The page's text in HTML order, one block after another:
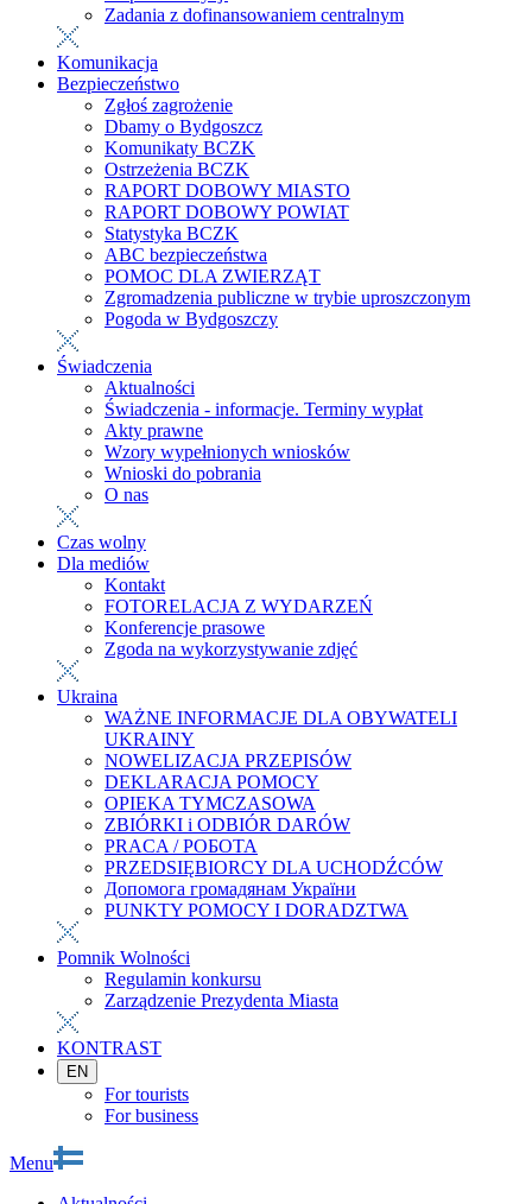
Zadania z dofinansowaniem centralnym
Komunikacja
Bezpieczeństwo
Zgłoś zagrożenie
Dbamy o Bydgoszcz
Komunikaty BCZK
Ostrzeżenia BCZK
RAPORT DOBOWY MIASTO
RAPORT DOBOWY POWIAT
Statystyka BCZK
ABC bezpieczeństwa
POMOC DLA ZWIERZĄT
Zgromadzenia publiczne w trybie uproszczonym
Pogoda w Bydgoszczy
Świadczenia
Aktualności
Świadczenia - informacje. Terminy wypłat
Akty prawne
Wzory wypełnionych wniosków
Wnioski do pobrania
O nas
Czas wolny
Dla mediów
Kontakt
FOTORELACJA Z WYDARZEŃ
Konferencje prasowe
Zgoda na wykorzystywanie zdjęć
Ukraina
WAŻNE INFORMACJE DLA OBYWATELI
UKRAINY
NOWELIZACJA PRZEPISÓW
DEKLARACJA POMOCY
OPIEKA TYMCZASOWA
ZBIÓRKI i ODBIÓR DARÓW
PRACA / РОБОТА
PRZEDSIĘBIORCY DLA UCHODŹCÓW
Допомога громадянам України
PUNKTY POMOCY I DORADZTWA
Pomnik Wolności
Regulamin konkursu
Zarządzenie Prezydenta Miasta
KONTRAST
EN
For tourists
For business
Menu